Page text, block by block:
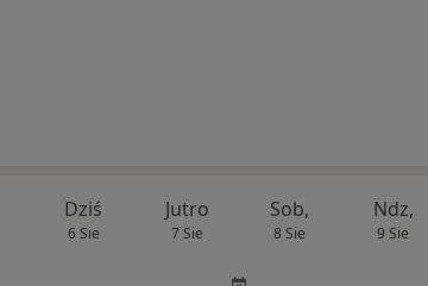
Dziś
6 Sie
Jutro
7 Sie
Sob,
8 Sie
Ndz,
9 Sie